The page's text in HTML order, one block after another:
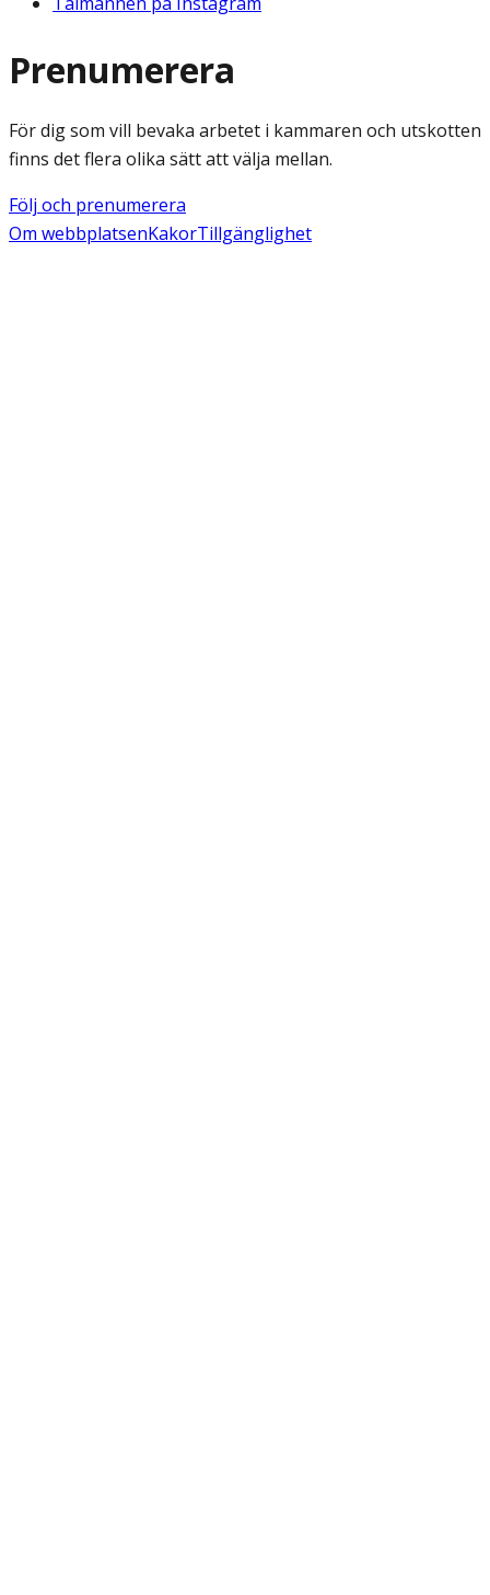
Prenumerera
För dig som vill bevaka arbetet i kammaren och utskotten
finns det flera olika sätt att välja mellan.
Följ och prenumerera
Om webbplatsenKakorTillgänglighet